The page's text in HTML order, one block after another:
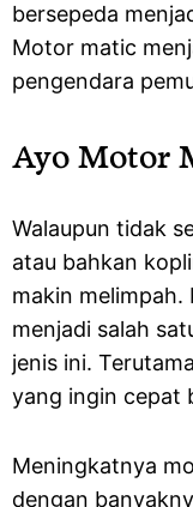
bersepeda
Motor matic
pengendara
Ayo Motor
Walaupun tidak
atau bahkan
makin melimpah.
menjadi salah
jenis ini.
yang ingin cepat
Meningkatnya
dengan